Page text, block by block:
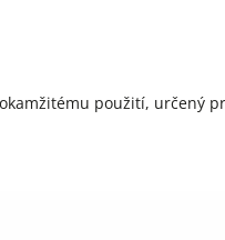
použití, určený